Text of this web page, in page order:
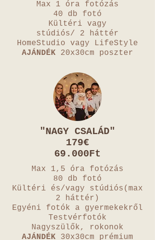
Max 1 óra fotózás
40 db fotó
Kültéri vagy
stúdiós/ 2 háttér
HomeStudio vagy LifeStyle
AJÁNDÉK 20x30cm poszter
"NAGY CSALÁD"
179€
69.000Ft
Max 1,5 óra fotózás
80 db fotó
Kültéri és/vagy stúdiós(max
2 háttér)
Egyéni fotók a gyermekekről
Testvérfotók
Nagyszülők, rokonok
AJÁNDÉK 30x30cm prémium